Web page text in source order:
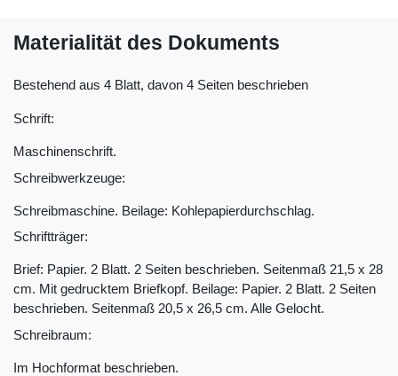
Materialität des Dokuments
Bestehend aus 4 Blatt, davon 4 Seiten beschrieben
Schrift:
Maschinenschrift.
Schreibwerkzeuge:
Schreibmaschine. Beilage: Kohlepapierdurchschlag.
Schriftträger:
Brief: Papier. 2 Blatt. 2 Seiten beschrieben. Seitenmaß 21,5 x 28
cm. Mit gedrucktem Briefkopf. Beilage: Papier. 2 Blatt. 2 Seiten
beschrieben. Seitenmaß 20,5 x 26,5 cm. Alle Gelocht.
Schreibraum:
Im Hochformat beschrieben.